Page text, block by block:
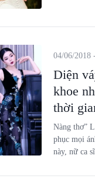
tới tại Paris.
Diện
khoe
thời
04/06/2018
Nàng thơ”
phục mọi
này, nữ ca